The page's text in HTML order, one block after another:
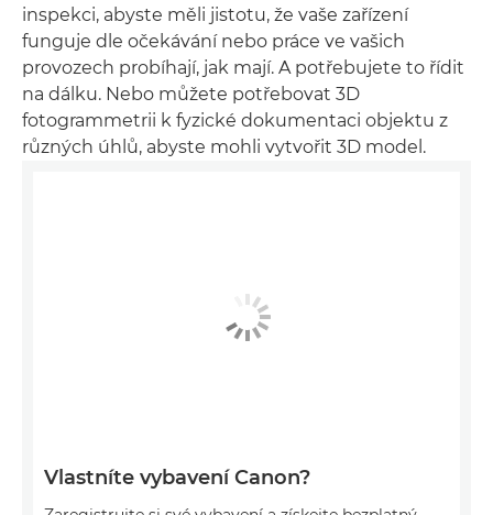
inspekci, abyste měli jistotu, že vaše zařízení
funguje dle očekávání nebo práce ve vašich
provozech probíhají, jak mají. A potřebujete to řídit
na dálku. Nebo můžete potřebovat 3D
fotogrammetrii k fyzické dokumentaci objektu z
různých úhlů, abyste mohli vytvořit 3D model.
Vlastníte vybavení Canon?